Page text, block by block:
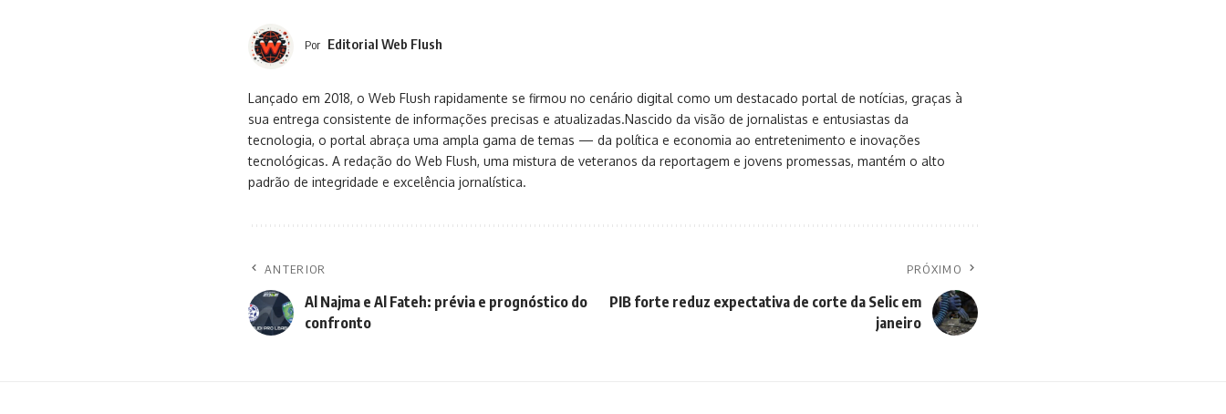
Por Editorial Web Flush
Lançado em 2018, o Web Flush rapidamente se firmou no cenário digital como um destacado portal de notícias, graças à
sua entrega consistente de informações precisas e atualizadas.Nascido da visão de jornalistas e entusiastas da
tecnologia, o portal abraça uma ampla gama de temas — da política e economia ao entretenimento e inovações
tecnológicas. A redação do Web Flush, uma mistura de veteranos da reportagem e jovens promessas, mantém o alto
padrão de integridade e excelência jornalística.
ANTERIOR
Al Najma e Al Fateh: prévia e prognóstico do
confronto
PRÓXIMO
PIB forte reduz expectativa de corte da Selic em
janeiro